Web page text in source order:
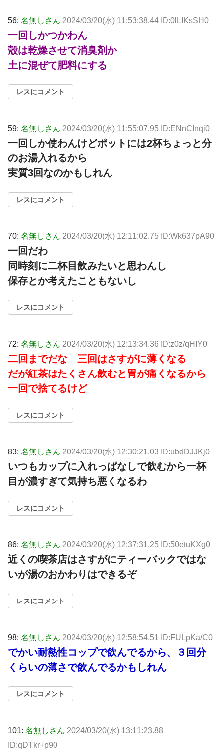
56: 名無しさん 2024/03/20(水) 11:53:38.44 ID:0lLIKsSH0
一回しかつかわん
殼は乾燥させて消臭剤か
土に混ぜて肥料にする
レスにコメント
59: 名無しさん 2024/03/20(水) 11:55:07.95 ID:ENnCInqi0
一回しか使わんけどポットには2杯ちょっと分
のお湯入れるから
実質3回なのかもしれん
レスにコメント
70: 名無しさん 2024/03/20(水) 12:11:02.75 ID:Wk637pA90
一回だわ
同時刻に二杯目飲みたいと思わんし
保存とか考えたこともないし
レスにコメント
72: 名無しさん 2024/03/20(水) 12:13:34.36 ID:z0z/qHIY0
二回までだな 三回はさすがに薄くなる
だが紅茶はたくさん飲むと胃が痛くなるから
一回で捨てるけど
レスにコメント
83: 名無しさん 2024/03/20(水) 12:30:21.03 ID:ubdDJJKj0
いつもカップに入れっぱなしで飲むから一杯
目が濃すぎて気持ち悪くなるわ
レスにコメント
86: 名無しさん 2024/03/20(水) 12:37:31.25 ID:50etuKXg0
近くの喫茶店はさすがにティーバックではな
いが湯のおかわりはできるぞ
レスにコメント
98: 名無しさん 2024/03/20(水) 12:58:54.51 ID:FULpKa/C0
でかい耐熱性コップで飲んでるから、３回分
くらいの薄さで飲んでるかもしれん
レスにコメント
101: 名無しさん 2024/03/20(水) 13:11:23.88
ID:qDTkr+p90